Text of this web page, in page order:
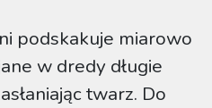
podskakuje miarowo
w dredy długie
twarz. Do